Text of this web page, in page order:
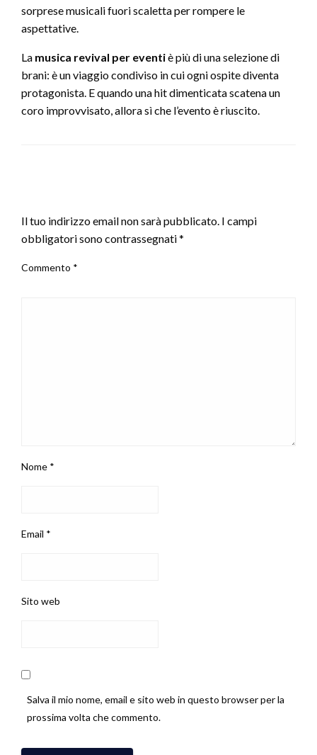
sorprese musicali fuori scaletta per rompere le
aspettative.
La musica revival per eventiè più di una selezione di
brani: è un viaggio condiviso in cui ogni ospite diventa
protagonista. E quando una hit dimenticata scatena un
coro improvvisato, allora sì che l’evento è riuscito.
Il tuo indirizzo email non sarà pubblicato. I campi
obbligatori sono contrassegnati*
Commento *
Nome *
Email *
Sito web
Salva il mio nome, email e sito web in questo browser per la
prossima volta che commento.